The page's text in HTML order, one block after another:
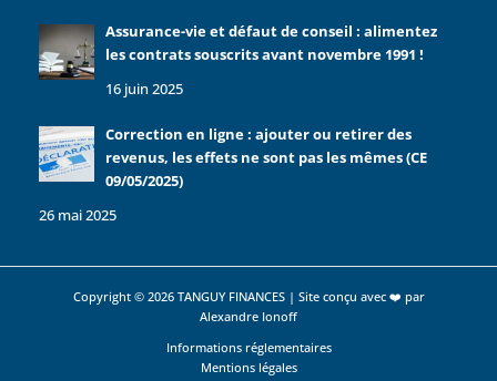
Assurance-vie et défaut de conseil : alimentez
les contrats souscrits avant novembre 1991 !
16 juin 2025
Correction en ligne : ajouter ou retirer des
revenus, les effets ne sont pas les mêmes (CE
09/05/2025)
26 mai 2025
Copyright © 2026 TANGUY FINANCES | Site conçu avec ❤️ par
Alexandre Ionoff
Informations réglementaires
Mentions légales